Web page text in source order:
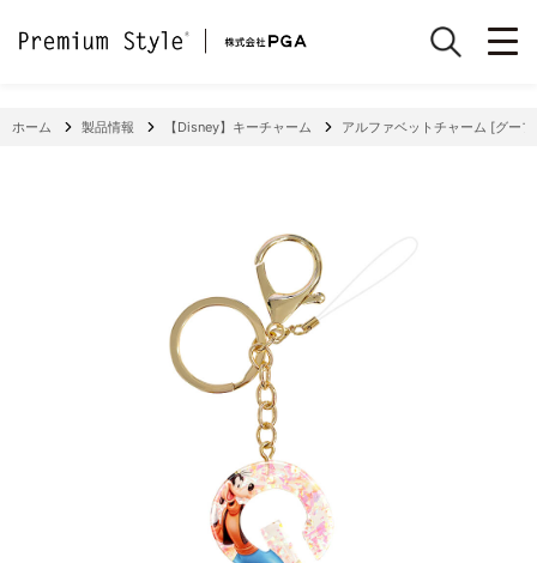
ホーム 製品情報 【Disney】キーチャーム アルファベットチャーム [グー